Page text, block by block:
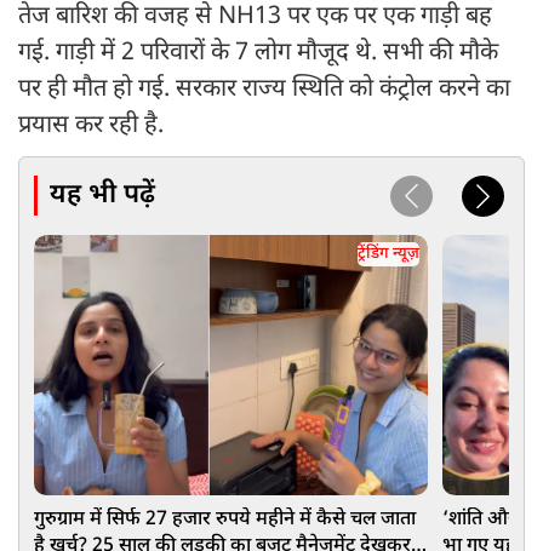
तेज बारिश की वजह से NH13 पर एक पर एक गाड़ी बह
गई. गाड़ी में 2 परिवारों के 7 लोग मौजूद थे. सभी की मौके
पर ही मौत हो गई. सरकार राज्य स्थिति को कंट्रोल करने का
प्रयास कर रही है.
यह भी पढ़ें
ट्रेंडिंग न्यूज़
गुरुग्राम में सिर्फ 27 हजार रुपये महीने में कैसे चल जाता
‘शांति और